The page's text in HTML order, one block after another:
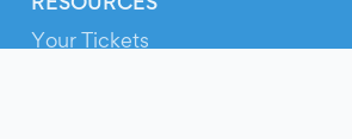
Your Tickets